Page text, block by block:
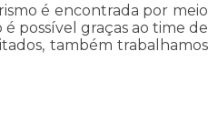
é encontrada por meio
possível graças ao time de
também trabalhamos